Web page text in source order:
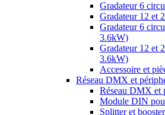
Gradateur 6
Gradateur 12 et
Gradateur 6
3.6kW)
Gradateur 12 et
3.6kW)
Accessoire et
Réseau DMX et
Réseau DMX et
Module DIN
Splitter et